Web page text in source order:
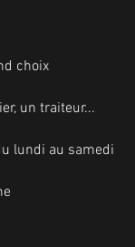
choix
un traiteur...
lundi au samedi